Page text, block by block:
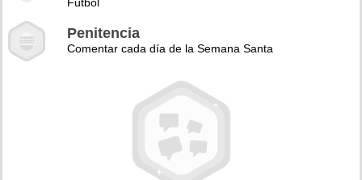
Penitencia
Comentar cada día de la Semana Santa